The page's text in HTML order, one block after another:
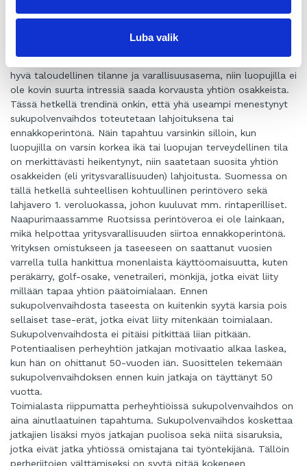
Luba valik
jolla voisi saada pankkilainaa tai Finnveran yrittäjälainaa. Olen
ollut mukana monessa sukupolvenvaihdoksessa, jossa
hyvä taloudellinen tilanne ja varallisuusasema, niin luopujilla ei
ole kovin suurta intressiä saada korvausta yhtiön osakkeista.
Tässä hetkellä trendinä onkin, että yhä useampi menestynyt
sukupolvenvaihdos toteutetaan lahjoituksena tai
ennakkoperintönä. Näin tapahtuu varsinkin silloin, kun
luopujilla on varsin korkea ikä tai luopujan terveydellinen tila
on merkittävästi heikentynyt, niin saatetaan suosita yhtiön
osakkeiden (eli yritysvarallisuuden) lahjoitusta. Suomessa on
tällä hetkellä suhteellisen kohtuullinen perintövero sekä
lahjavero 1. veroluokassa, johon kuuluvat mm. rintaperilliset.
Naapurimaassamme Ruotsissa perintöveroa ei ole lainkaan,
mikä helpottaa yritysvarallisuuden siirtoa ennakkoperintönä.
Yrityksen omistukseen ja taseeseen on saattanut vuosien
varrella tulla hankittua monenlaista käyttöomaisuutta, kuten
peräkärry, golf-osake, venetraileri, mönkijä, jotka eivät liity
millään tapaa yhtiön päätoimialaan. Ennen
sukupolvenvaihdosta taseesta on kuitenkin syytä karsia pois
sellaiset tase-erät, jotka eivät liity mitenkään toimialaan.
Sukupolvenvaihdosta ei pitäisi pitkittää liian pitkään.
Potentiaalisen perheyhtiön jatkajan motivaatio alkaa laskea,
kun hän on ohittanut 50-vuoden iän. Suosittelen tekemään
sukupolvenvaihdoksen ennen kuin jatkaja on täyttänyt 50
vuotta.
Toimialasta riippumatta perheyhtiöissä sukupolvenvaihdos on
aina ainutlaatuinen tapahtuma. Sukupolvenvaihdos koskettaa
jatkajien lisäksi myös jatkajan puolisoa sekä niitä sisaruksia,
jotka eivät jatka yhtiössä omistajana tai työntekijänä. Tällöin
perheriitojen välttämiseksi on syytä pitää kokeneen